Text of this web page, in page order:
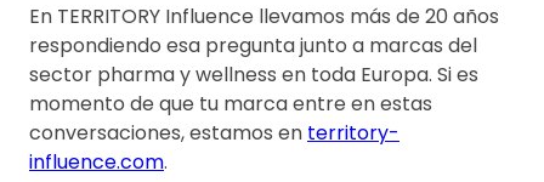
En TERRITORY Influence llevamos más de 20 años
respondiendo esa pregunta junto a marcas del
sector pharma y wellness en toda Europa. Si es
momento de que tu marca entre en estas
conversaciones, estamos en territory-
influence.com.